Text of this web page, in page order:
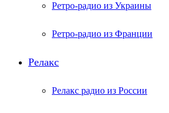
Ретро-радио из Украины
Ретро-радио из Франции
Релакс
Релакс радио из России